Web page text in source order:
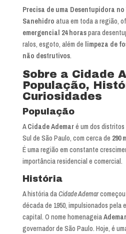
Precisa de uma Desentupidora
Sanehidro atua em toda a região,
emergencial 24 horaspara
ralos, esgoto, além de limpeza de
não destrutivos.
Sobre a Cidade
População,
Curiosidades
População
ACidade Ademaré um dos distritos
Sul de São Paulo, com cerca de 290
É uma região em constante
importância residencial e comercial.
História
A história daCidade Ademar
década de 1950, impulsionados pela
capital. O nome homenageia
governador de São Paulo. Hoje, é